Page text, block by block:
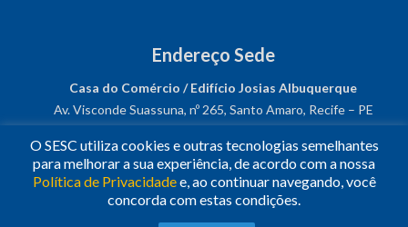
Endereço Sede
Casa do Comércio / Edifício Josias Albuquerque
Av. Visconde Suassuna, nº 265, Santo Amaro, Recife – PE
CNPJ: 03.482.931/0001-61
Siga-nos!
O SESC utiliza cookies e outras tecnologias semelhantes
para melhorar a sua experiência, de acordo com a nossa
Política de Privacidadee, ao continuar navegando, você
concorda com estas condições.